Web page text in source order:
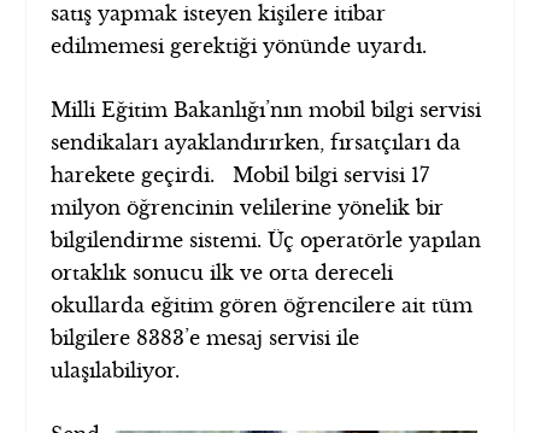
satış yapmak isteyen kişilere itibar
edilmemesi gerektiği yönünde uyardı.
Milli Eğitim Bakanlığı’nın mobil bilgi servisi
sendikaları ayaklandırırken, fırsatçıları da
harekete geçirdi. Mobil bilgi servisi 17
milyon öğrencinin velilerine yönelik bir
bilgilendirme sistemi. Üç operatörle yapılan
ortaklık sonucu ilk ve orta dereceli
okullarda eğitim gören öğrencilere ait tüm
bilgilere 8383’e mesaj servisi ile
ulaşılabiliyor.